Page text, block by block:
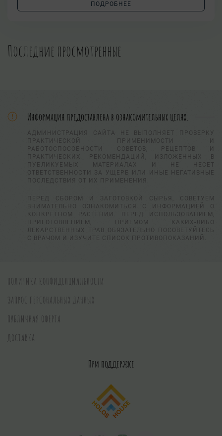
ПОДРОБНЕЕ
Последние просмотренные
Информация предоставлена в ознакомительных целях.
АДМИНИСТРАЦИЯ САЙТА НЕ ВЫПОЛНЯЕТ ПРОВЕРКУ
ПРАКТИЧЕСКОЙ ПРИМЕНИМОСТИ И
РАБОТОСПОСОБНОСТИ СОВЕТОВ, РЕЦЕПТОВ И
ПРАКТИЧЕСКИХ РЕКОМЕНДАЦИЙ, ИЗЛОЖЕННЫХ В
ПУБЛИКУЕМЫХ МАТЕРИАЛАХ И НЕ НЕСЕТ
ОТВЕТСТВЕННОСТИ ЗА УЩЕРБ ИЛИ ИНЫЕ НЕГАТИВНЫЕ
ПОСЛЕДСТВИЯ ОТ ИХ ПРИМЕНЕНИЯ.
ПЕРЕД СБОРОМ И ЗАГОТОВКОЙ СЫРЬЯ, СОВЕТУЕМ
ВНИМАТЕЛЬНО ОЗНАКОМИТЬСЯ С ИНФОРМАЦИЕЙ О
КОНКРЕТНОМ РАСТЕНИИ. ПЕРЕД ИСПОЛЬЗОВАНИЕМ,
ПРИГОТОВЛЕНИЕМ, ПРИЕМОМ КАКИХ-ЛИБО
ЛЕКАРСТВЕННЫХ ТРАВ ОБЯЗАТЕЛЬНО ПОСОВЕТУЙТЕСЬ
С ВРАЧОМ И ИЗУЧИТЕ СПИСОК ПРОТИВОПОКАЗАНИЙ.
ПОЛИТИКА КОНФИДЕНЦИАЛЬНОСТИ
ЗАПРОС ПЕРСОНАЛЬНЫХ ДАННЫХ
ПУБЛИЧНАЯ ОФЕРТА
ДОСТАВКА
При поддержке